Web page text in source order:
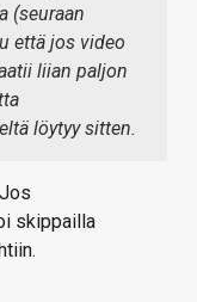
(seuraan
että jos video
liian paljon
löytyy sitten.
skippailla